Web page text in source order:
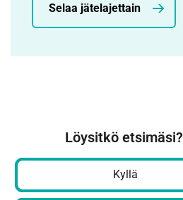
Selaa jätelajettain
Löysitkö etsimäsi?
Kyllä